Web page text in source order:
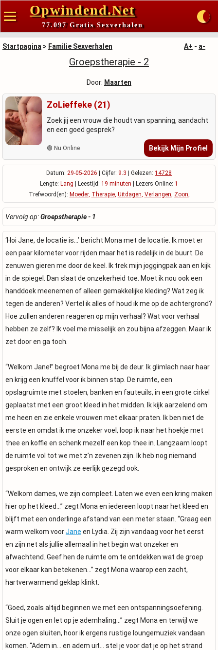
Opwindend.Net
77.097 Gratis Sexverhalen
Startpagina > Familie Sexverhalen A+ - a-
Groepstherapie - 2
Door: Maarten
ZoLieffeke (21)
Zoek jij een vrouw die houdt van spanning, aandacht
en een goed gesprek?
🟢 Nu Online Bekijk Mijn Profiel
Datum: 29-05-2026 | Cijfer: 9.3 | Gelezen: 14728
Lengte: Lang | Leestijd: 19 minuten | Lezers Online: 1
Trefwoord(en): Moeder, Therapie, Uitdagen, Verlangen, Zoon,
Vervolg op:Groepstherapie - 1
‘Hoi Jane, de locatie is…’ bericht Mona met de locatie. Ik moet er
een paar kilometer voor rijden maar het is redelijk in de buurt. De
zenuwen gieren me door de keel. Ik trek mijn joggingpak aan en kijk
in de spiegel. Dan slaat de onzekerheid toe. Moet ik nou ook een
handdoek meenemen of alleen gemakkelijke kleding? Wat zeg ik
tegen de anderen? Vertel ik alles of houd ik me op de achtergrond?
Hoe zullen anderen reageren op mijn verhaal? Wat voor verhaal
hebben ze zelf? Ik voel me misselijk en zou bijna afzeggen. Maar ik
zet door en ga toch.
“Welkom Jane!” begroet Mona me bij de deur. Ik glimlach naar haar
en krijg een knuffel voor ik binnen stap. De ruimte, een
opslagruimte met stoelen, banken en fauteuils, in een grote cirkel
geplaatst met een groot kleed in het midden. Ik kijk aarzelend om
me heen en zie enkele vrouwen met elkaar praten. Ik ben niet de
eerste en omdat ik me onzeker voel, loop ik naar het hoekje met
thee en koffie en schenk mezelf een kop thee in. Langzaam loopt
de ruimte vol tot we met z’n zevenen zijn. Ik heb nog niemand
gesproken en ontwijk ze eerlijk gezegd ook.
“Welkom dames, we zijn compleet. Laten we even een kring maken
hier op het kleed…” zegt Mona en iedereen loopt naar het kleed en
blijft met een onderlinge afstand van een meter staan. “Graag een
warm welkom voorJane en Lydia. Zij zijn vandaag voor het eerst
en zijn net als jullie allemaal in het begin wat onzeker en
afwachtend. Geef hen de ruimte om te ontdekken wat de groep
voor elkaar kan betekenen…” zegt Mona waarop een zacht,
hartverwarmend geklap klinkt.
“Goed, zoals altijd beginnen we met een ontspanningsoefening.
Sluit je ogen en let op je ademhaling…” zegt Mona en terwijl we
onze ogen sluiten, hoor ik ergens rustige loungemuziek vandaan
komen. “Adem in… en adem uit… stel je voor dat je op het strand